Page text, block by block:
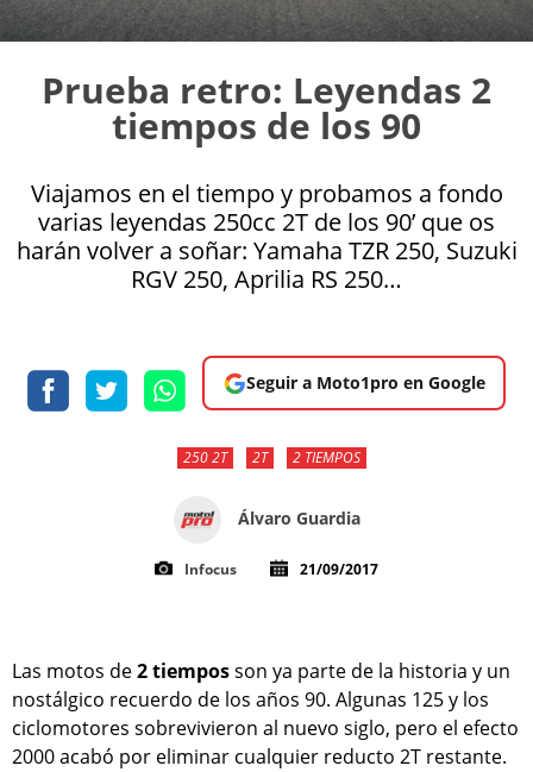
Prueba retro: Leyendas 2
tiempos de los 90
Viajamos en el tiempo y probamos a fondo
varias leyendas 250cc 2T de los 90’ que os
harán volver a soñar: Yamaha TZR 250, Suzuki
RGV 250, Aprilia RS 250…
Seguir a Moto1pro en Google
250 2T 2T 2 TIEMPOS
Álvaro Guardia
Infocus 21/09/2017
Las motos de2 tiemposson ya parte de la historia y un
nostálgico recuerdo de los años 90. Algunas 125 y los
ciclomotores sobrevivieron al nuevo siglo, pero el efecto
2000 acabó por eliminar cualquier reducto 2T restante.